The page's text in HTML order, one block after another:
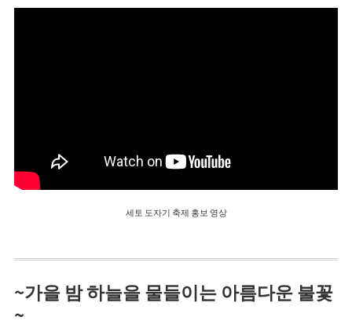
세토 도자기 축제 홍보 영상
~가을 밤 하늘을 물들이는 아름다운 불꽃
~